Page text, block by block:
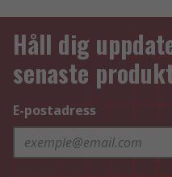
Håll dig
senaste
E-postadress